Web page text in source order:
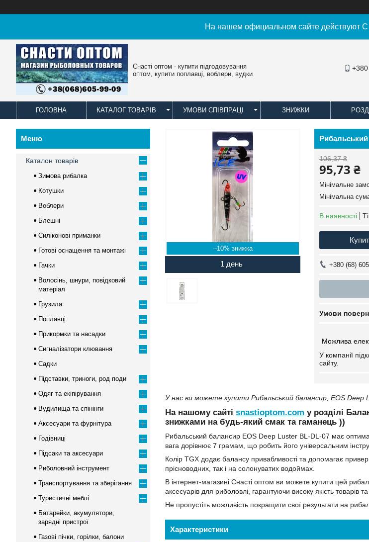
На нашем официальном сайте действуют
Снасті оптом - купити підгодовування
оптом, купити поплавці, воблери, вудки
ГОЛОВНА КАТАЛОГ ТОВАРІВ УМОВИ СПІВПРАЦІ ЗНИЖКИ
–10%
1 день
Рибальський
106,37 ₴
95,73 ₴
Мінімальне
Мінімальна
В наявності
+380 (68)
У компанії
сайту.
У нас ви можете купити Рибальський балансир, EOS Deep
На нашому сайті snastioptom.com у розділі
знижками на будь-який смак та гаманець ))
Рибальський балансир EOS Deep Luster BL-DL-07 має
вага дорівнює 7 грамам, що робить його універсальним
Колір TGX додає балансу привабливості та допомагає
прісноводних, так і на солонуватих водоймах.
В інтернет-магазині Снасті оптом ви можете купити цей
аксесуарів для риболовлі, гарантуючи високу якість товарів
Не пропустіть можливість покращити свої результати на
Характеристики
Каталон товарів
Зимова рибалка
Котушки
Воблери
Блешні
Силіконові приманки
Готові оснащення та монтажі
Гачки
Волосінь, шнури, повідковий
матеріал
Грузила
Поплавці
Прикормки та насадки
Сигналізатори клювання
Садки
Підставки, триноги, род поди
Одяг та екіпірування
Вудилища та спінінги
Аксесуари та фурнітура
Годівниці
Підсаки та аксесуари
Риболовний інструмент
Транспортування та зберігання
Туристичні меблі
Батарейки, акумулятори,
зарядні пристрої
Газові пічки, горілки, балони